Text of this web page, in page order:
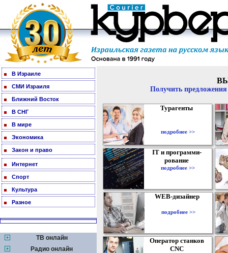
В Израиле
СМИ Израиля
Ближний Восток
В СНГ
В мире
Экономика
Закон и право
Интернет
Спорт
Культура
Разное
ТВ онлайн
Радио онлайн
Получить
Турагенты
подробнее >>
IT и программи-
рование
подробнее >>
WEB-дизайнер
подробнее >>
Оператор станков
CNC